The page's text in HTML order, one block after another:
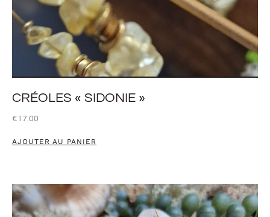
CRÉOLES « SIDONIE »
€ 17.00
AJOUTER AU PANIER